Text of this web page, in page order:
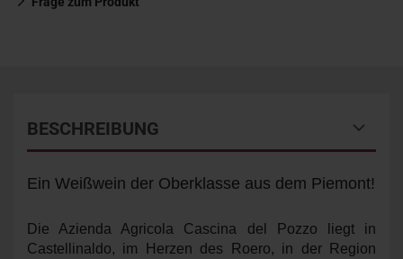
BESCHREIBUNG
Ein Weißwein der Oberklasse aus dem Piemont!
Die Azienda Agricola Cascina del Pozzo liegt in
Castellinaldo, im Herzen des Roero, in der Region